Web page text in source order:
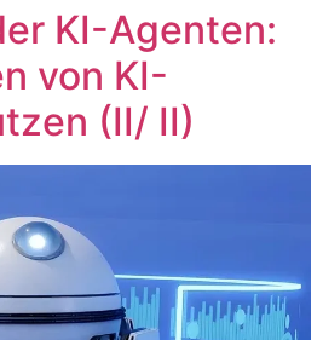
KI-Agenten:
von KI-
(II/ II)